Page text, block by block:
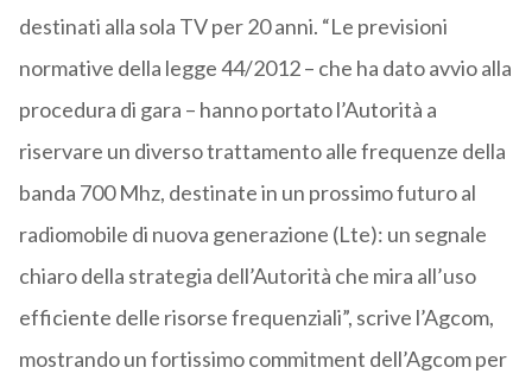
destinati alla sola TV per 20 anni. “Le previsioni
normative della legge 44/2012 – che ha dato avvio alla
procedura di gara – hanno portato l’Autorità a
riservare un diverso trattamento alle frequenze della
banda 700 Mhz, destinate in un prossimo futuro al
radiomobile di nuova generazione (Lte): un segnale
chiaro della strategia dell’Autorità che mira all’uso
efficiente delle risorse frequenziali”, scrive l’Agcom,
mostrando un fortissimo commitment dell’Agcom per